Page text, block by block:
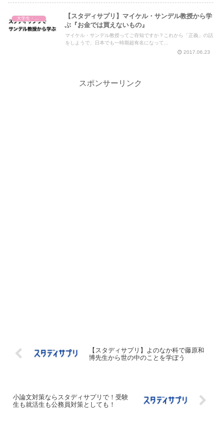
大学生・社会人・学び直し
【スタディサプリ】マイケル・サンデル教授から学
ぶ『お金では買えないもの』
マイケル・サンデル教授ってご存知ですか？これから「正義」の話
をしようで、日本でも一時期超有名になって...
2017.06.23
スポンサーリンク
【スタディサプリ】よのなか科で藤原和
博先生から世の中のことを学ぼう
小論文対策ならスタディサプリで！受験
生も就活生も公務員対策としても！